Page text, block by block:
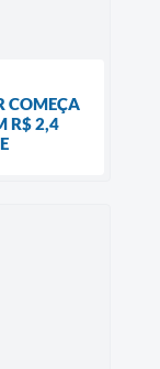
COMEÇA
R$ 2,4